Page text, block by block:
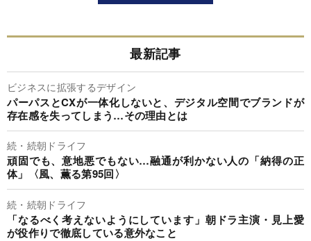
最新記事
ビジネスに拡張するデザイン
パーパスとCXが一体化しないと、デジタル空間でブランドが
存在感を失ってしまう…その理由とは
続・続朝ドライフ
頑固でも、意地悪でもない…融通が利かない人の「納得の正
体」〈風、薫る第95回〉
続・続朝ドライフ
「なるべく考えないようにしています」朝ドラ主演・見上愛
が役作りで徹底している意外なこと